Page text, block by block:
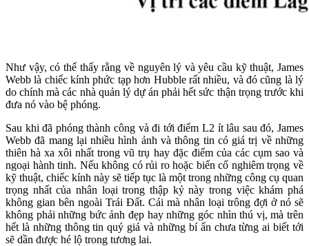
Như vậy, có thể thấy rằng về nguyên lý và yêu cầu kỹ thuật, James
Webb là chiếc kính phức tạp hơn Hubble rất nhiều, và đó cũng là lý
do chính mà các nhà quản lý dự án phải hết sức thận trọng trước khi
đưa nó vào bệ phóng.
Sau khi đã phóng thành công và đi tới điểm L2 ít lâu sau đó, James
Webb đã mang lại nhiều hình ảnh và thông tin có giá trị về những
thiên hà xa xôi nhất trong vũ trụ hay đặc điểm của các cụm sao và
ngoại hành tinh. Nếu không có rủi ro hoặc biến cố nghiêm trọng về
kỹ thuật, chiếc kính này sẽ tiếp tục là một trong những công cụ quan
trọng nhất của nhân loại trong thập kỷ này trong việc khám phá
không gian bên ngoài Trái Đất. Cái mà nhân loại trông đợi ở nó sẽ
không phải những bức ảnh đẹp hay những góc nhìn thú vị, mà trên
hết là những thông tin quý giá và những bí ẩn chưa từng ai biết tới
sẽ dần được hé lộ trong tương lai.